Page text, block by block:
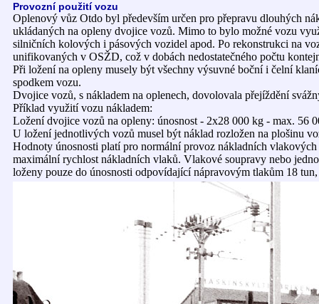
Provozní použití vozu
Oplenový vůz Otdo byl především určen pro přepravu dlouhých
ukládaných na opleny dvojice vozů. Mimo to bylo možné vozu
silničních kolových i pásových vozidel apod. Po rekonstrukci na
unifikovaných v OSŽD, což v dobách nedostatečného počtu
Při ložení na opleny musely být všechny výsuvné boční i čelní
spodkem vozu.
Dvojice vozů, s nákladem na oplenech, dovolovala přejíždění
Příklad využití vozu nákladem:
Ložení dvojice vozů na opleny: únosnost - 2x28 000 kg - max. 56
U ložení jednotlivých vozů musel být náklad rozložen na plošinu
Hodnoty únosnosti platí pro normální provoz nákladních
maximální rychlost nákladních vlaků. Vlakové soupravy nebo
loženy pouze do únosnosti odpovídající nápravovým tlakům 18